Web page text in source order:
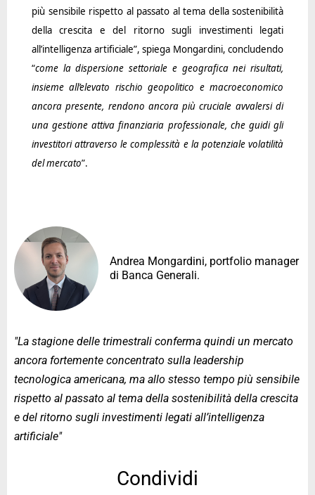
più sensibile rispetto al passato al tema della sostenibilità
della crescita e del ritorno sugli investimenti legati
all’intelligenza artificiale”, spiega Mongardini, concludendo
“come la dispersione settoriale e geografica nei risultati,
insieme all’elevato rischio geopolitico e macroeconomico
ancora presente, rendono ancora più cruciale avvalersi di
una gestione attiva finanziaria professionale, che guidi gli
investitori attraverso le complessità e la potenziale volatilità
del mercato”.
Andrea Mongardini, portfolio manager
di Banca Generali.
"La stagione delle trimestrali conferma quindi un mercato
ancora fortemente concentrato sulla leadership
tecnologica americana, ma allo stesso tempo più sensibile
rispetto al passato al tema della sostenibilità della crescita
e del ritorno sugli investimenti legati all’intelligenza
artificiale"
Condividi